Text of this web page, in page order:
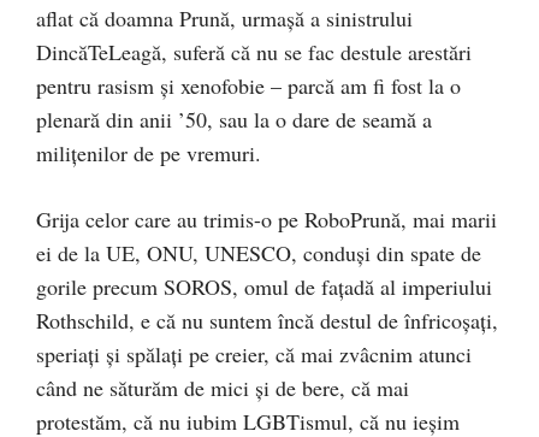
aflat că doamna Prună, urmaşă a sinistrului
DincăTeLeagă, suferă că nu se fac destule arestări
pentru rasism şi xenofobie – parcă am fi fost la o
plenară din anii ’50, sau la o dare de seamă a
miliţenilor de pe vremuri.
Grija celor care au trimis-o pe RoboPrună, mai marii
ei de la UE, ONU, UNESCO, conduşi din spate de
gorile precum SOROS, omul de faţadă al imperiului
Rothschild, e că nu suntem încă destul de înfricoşaţi,
speriaţi şi spălaţi pe creier, că mai zvâcnim atunci
când ne săturăm de mici şi de bere, că mai
protestăm, că nu iubim LGBTismul, că nu ieşim